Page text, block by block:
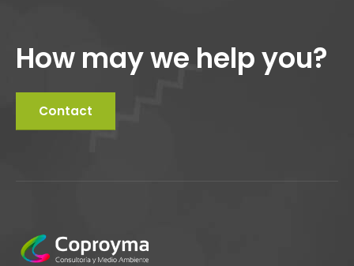
How may we help you?
Contact